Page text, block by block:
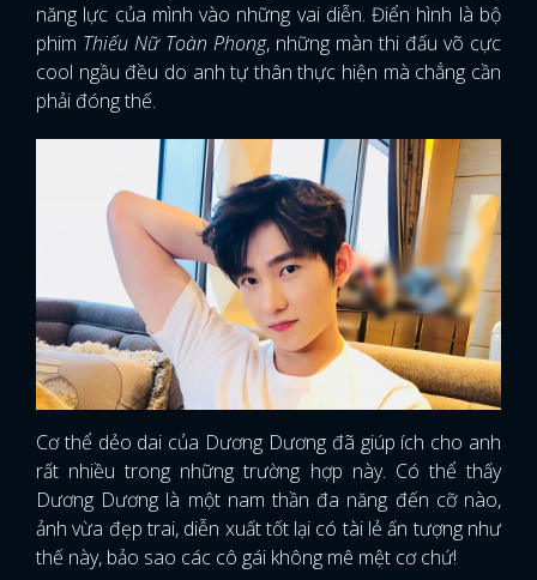
năng lực của mình vào những vai diễn. Điển hình là bộ
phim Thiếu Nữ Toàn Phong, những màn thi đấu võ cực
cool ngầu đều do anh tự thân thực hiện mà chẳng cần
phải đóng thế.
Cơ thể dẻo dai của Dương Dương đã giúp ích cho anh
rất nhiều trong những trường hợp này. Có thể thấy
Dương Dương là một nam thần đa năng đến cỡ nào,
ảnh vừa đẹp trai, diễn xuất tốt lại có tài lẻ ấn tượng như
thế này, bảo sao các cô gái không mê mệt cơ chứ!